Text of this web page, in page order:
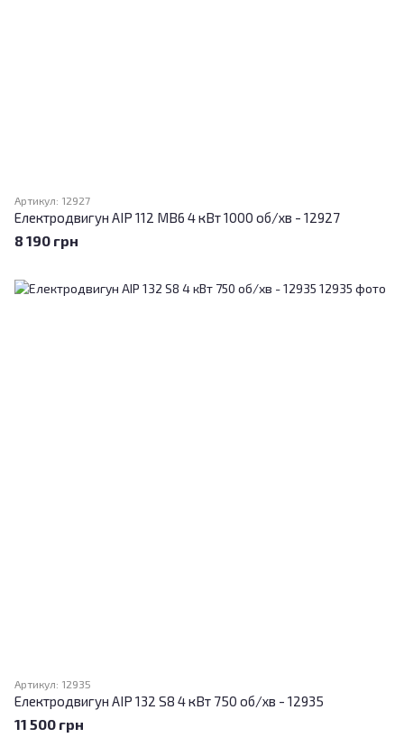
Артикул: 12927
Електродвигун АІР 112 MB6 4 кВт 1000 об/хв - 12927
8 190 грн
Артикул: 12935
Електродвигун АІР 132 S8 4 кВт 750 об/хв - 12935
11 500 грн